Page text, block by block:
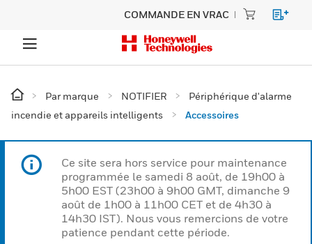
COMMANDE EN VRAC
Par marque NOTIFIER
Périphérique d'alarme
incendie et appareils intelligents
Accessoires
Ce site sera hors service pour maintenance
programmée le samedi 8 août, de 19h00 à
5h00 EST (23h00 à 9h00 GMT, dimanche 9
août de 1h00 à 11h00 CET et de 4h30 à
14h30 IST). Nous vous remercions de votre
patience pendant cette période.